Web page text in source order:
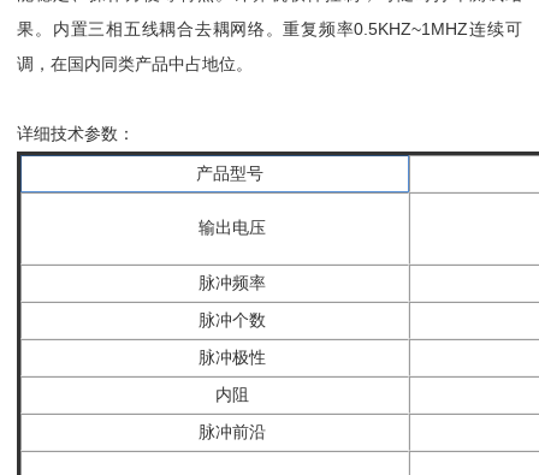
果。内置三相五线耦合去耦网络。重复频率0.5KHZ~1MHZ连续可
调，在国内同类产品中占地位。
详细技术参数：
产品型号
输出电压
脉冲频率
脉冲个数
脉冲极性
内阻
脉冲前沿